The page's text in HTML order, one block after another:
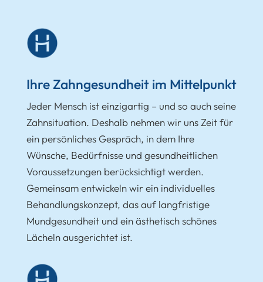
Ihre Zahngesundheit im Mittelpunkt
Jeder Mensch ist einzigartig – und so auch seine
Zahnsituation. Deshalb nehmen wir uns Zeit für
ein persönliches Gespräch, in dem Ihre
Wünsche, Bedürfnisse und gesundheitlichen
Voraussetzungen berücksichtigt werden.
Gemeinsam entwickeln wir ein individuelles
Behandlungskonzept, das auf langfristige
Mundgesundheit und ein ästhetisch schönes
Lächeln ausgerichtet ist.